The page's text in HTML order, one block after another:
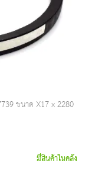
ขนาด X17 x 2280
มีสินค้าในคลัง